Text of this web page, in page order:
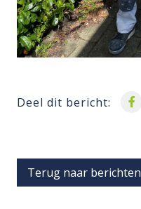
Deel dit bericht:
Terug naar berichten